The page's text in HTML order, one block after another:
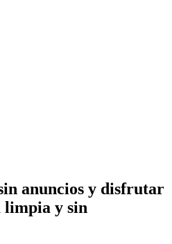
anuncios y disfrutar
limpia y sin